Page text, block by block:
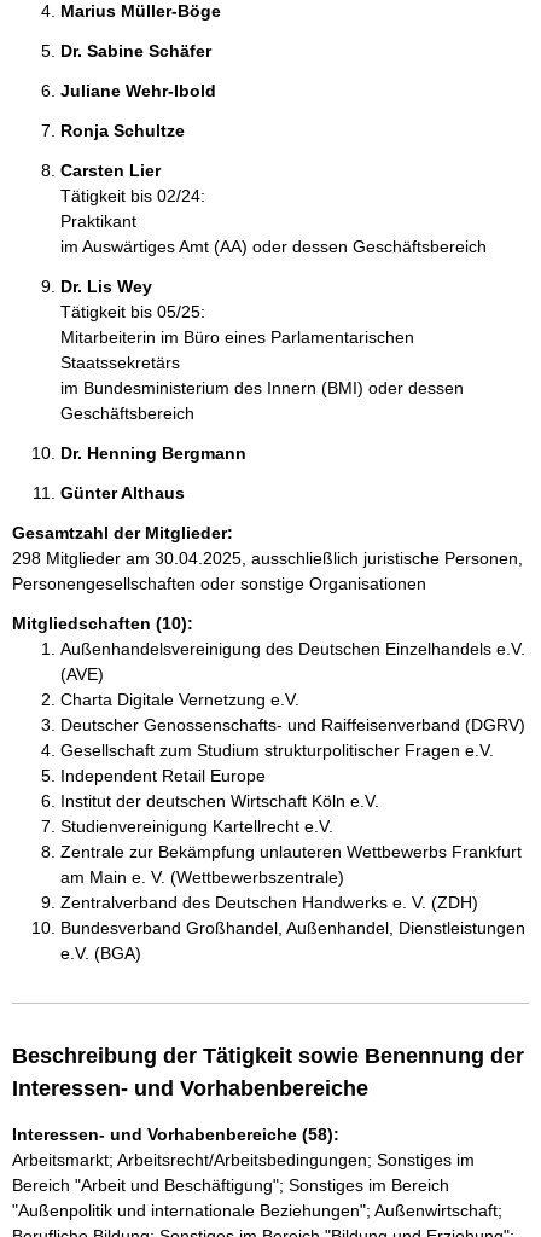
Marius Müller-Böge
Dr. Sabine Schäfer
Juliane Wehr-Ibold
Ronja Schultze
Carsten Lier
Tätigkeit bis 02/24:
Praktikant
im Auswärtiges Amt (AA) oder dessen Geschäftsbereich
Dr. Lis Wey
Tätigkeit bis 05/25:
Mitarbeiterin im Büro eines Parlamentarischen
Staatssekretärs
im Bundesministerium des Innern (BMI) oder dessen
Geschäftsbereich
Dr. Henning Bergmann
Günter Althaus
Gesamtzahl der Mitglieder:
298 Mitglieder am 30.04.2025, ausschließlich juristische Personen,
Personengesellschaften oder sonstige Organisationen
Mitgliedschaften (10):
Außenhandelsvereinigung des Deutschen Einzelhandels e.V.
(AVE)
Charta Digitale Vernetzung e.V.
Deutscher Genossenschafts- und Raiffeisenverband (DGRV)
Gesellschaft zum Studium strukturpolitischer Fragen e.V.
Independent Retail Europe
Institut der deutschen Wirtschaft Köln e.V.
Studienvereinigung Kartellrecht e.V.
Zentrale zur Bekämpfung unlauteren Wettbewerbs Frankfurt
am Main e. V. (Wettbewerbszentrale)
Zentralverband des Deutschen Handwerks e. V. (ZDH)
Bundesverband Großhandel, Außenhandel, Dienstleistungen
e.V. (BGA)
Beschreibung der Tätigkeit sowie Benennung der
Interessen- und Vorhabenbereiche
Interessen- und Vorhabenbereiche (58):
Arbeitsmarkt; Arbeitsrecht/Arbeitsbedingungen; Sonstiges im
Bereich "Arbeit und Beschäftigung"; Sonstiges im Bereich
"Außenpolitik und internationale Beziehungen"; Außenwirtschaft;